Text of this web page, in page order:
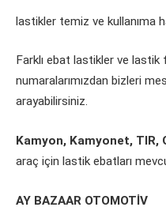
lastikler temiz ve kullanıma
Farklı ebat lastikler ve lastik
numaralarımızdan bizleri
arayabilirsiniz.
Kamyon, Kamyonet, TIR,
araç için lastik ebatları
AY BAZAAR OTOMOTİV